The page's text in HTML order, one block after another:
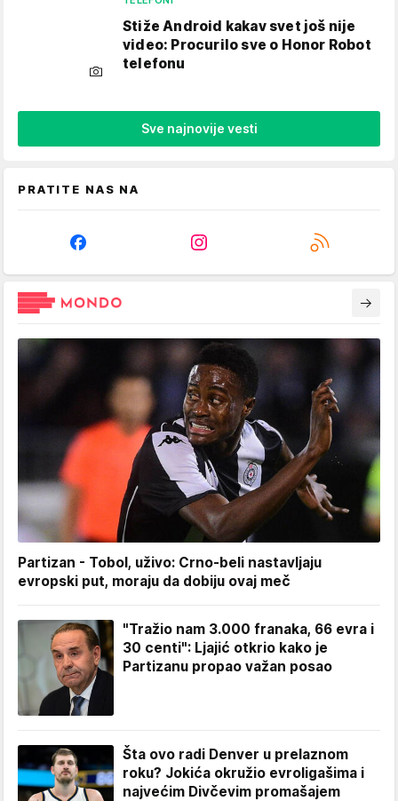
Stiže Android kakav svet još nije
video: Procurilo sve o Honor Robot
telefonu
Sve najnovije vesti
PRATITE NAS NA
Partizan - Tobol, uživo: Crno-beli nastavljaju
evropski put, moraju da dobiju ovaj meč
"Tražio nam 3.000 franaka, 66 evra i
30 centi": Ljajić otkrio kako je
Partizanu propao važan posao
Šta ovo radi Denver u prelaznom
roku? Jokića okružio evroligašima i
najvećim Divčevim promašajem